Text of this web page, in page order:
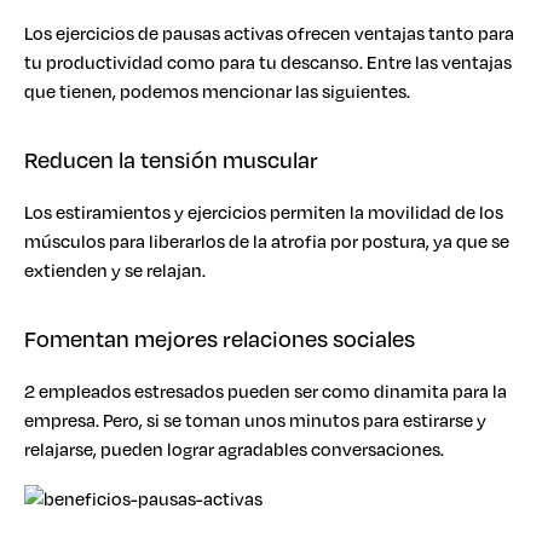
Los ejercicios de pausas activas ofrecen ventajas tanto para
tu productividad como para tu descanso. Entre las ventajas
que tienen, podemos mencionar las siguientes.
Reducen la tensión muscular
Los estiramientos y ejercicios permiten la movilidad de los
músculos para liberarlos de la atrofia por postura, ya que se
extienden y se relajan.
Fomentan mejores relaciones sociales
2 empleados estresados pueden ser como dinamita para la
empresa. Pero, si se toman unos minutos para estirarse y
relajarse, pueden lograr agradables conversaciones.